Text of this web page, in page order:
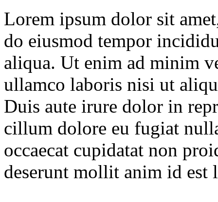
Lorem ipsum dolor sit
do eiusmod tempor
aliqua. Ut enim ad minim
ullamco laboris nisi ut
Duis aute irure dolor in
cillum dolore eu fugiat
occaecat cupidatat non
deserunt mollit anim id est